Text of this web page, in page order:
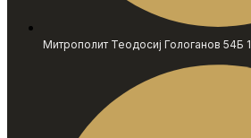
Митрополит Теодосиј Гологанов 54Б